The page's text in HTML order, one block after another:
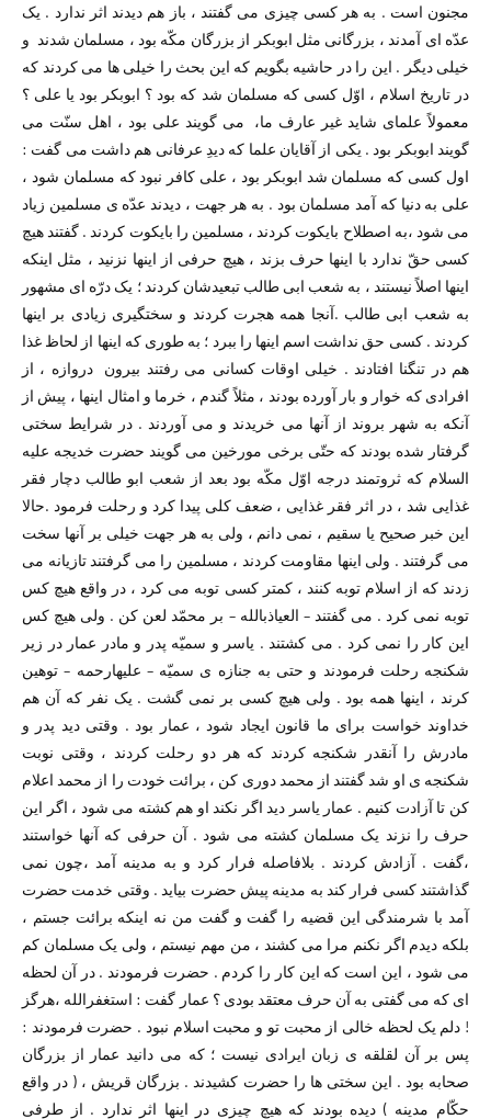
مجنون است . به هر کسی چیزی می گفتند ،‌ باز هم دیدند اثر ندارد . یک
عدّه ای آمدند ،‌ بزرگانی مثل ابوبکر از بزرگان مکّه بود ،‌ مسلمان شدند و
خیلی دیگر . این را در حاشیه بگویم که این بحث را خیلی ها می کردند که
در تاریخ اسلام ،‌ اوّل کسی که مسلمان شد که بود ؟ ابوبکر بود یا علی ؟
معمولاً علمای شاید غیر عارف ما‌، ‌ می گویند علی بود ،‌ اهل سنّت می
گویند ابوبکر بود . یکی از آقایان علما که دیدِ عرفانی هم داشت می گفت :
اول کسی که مسلمان شد ابوبکر بود ،‌ علی کافر نبود که مسلمان شود ،
علی به دنیا که آمد مسلمان بود . به هر جهت ،‌ دیدند عدّه ی مسلمین زیاد
می شود ،‌به اصطلاح بایکوت کردند ، مسلمین را بایکوت کردند . گفتند هیچ
کسی حقّ ندارد با اینها حرف بزند ،‌ هیچ حرفی از اینها نزنید ،‌ مثل اینکه
اینها اصلاً نیستند ،‌ به شعب ابی طالب تبعیدشان کردند ؛‌ یک درّه ای مشهور
به شعب ابی طالب .آنجا همه هجرت کردند و سختگیری زیادی بر اینها
کردند . کسی حق نداشت اسم اینها را ببرد ؛ به طوری که اینها از لحاظ غذا
هم در تنگنا افتادند . خیلی اوقات کسانی می رفتند بیرون دروازه ،‌ از
افرادی که خوار و بار آورده بودند ،‌ مثلاً گندم ،‌ خرما و امثال اینها ، پیش از
آنکه به شهر بروند از آنها می خریدند و می آوردند . در شرایط سختی
گرفتار شده بودند که حتّی برخی مورخین می گویند حضرت خدیجه علیه
السلام که ثروتمند درجه اوّل مکّه بود بعد از شعب ابو طالب دچار فقر
غذایی شد ،‌ در اثر فقر غذایی ، ضعف کلی پیدا کرد و رحلت فرمود .حالا
این خبر صحیح یا سقیم ، نمی دانم ،‌ ولی به هر جهت خیلی بر آنها سخت
می گرفتند . ولی اینها مقاومت کردند ،‌ مسلمین را می گرفتند تازیانه می
زدند که از اسلام توبه کنند ، کمتر کسی توبه می کرد ،‌ در واقع هیچ کس
توبه نمی کرد . می گفتند – العیاذبالله – بر محمّد لعن کن . ولی هیچ کس
این کار را نمی کرد . می کشتند . یاسر و سمیّه پدر و مادر عمار در زیر
شکنجه رحلت فرمودند و حتی به جنازه ی سمیّه – علیهارحمه – توهین
کرند ،‌ اینها همه بود . ولی هیچ کسی بر نمی گشت . یک نفر که آن هم
خداوند خواست برای ما قانون ایجاد شود ،‌ عمار بود . وقتی دید پدر و
مادرش را آنقدر شکنجه کردند که هر دو رحلت کردند ،‌ وقتی نوبت
شکنجه ی او شد گفتند از محمد دوری کن ، برائت خودت را از محمد اعلام
کن تا آزادت کنیم . عمار یاسر دید اگر نکند او هم کشته می شود ، اگر این
حرف را نزند یک مسلمان کشته می شود . آن حرفی که آنها خواستند
،‌گفت . آزادش کردند . بلافاصله فرار کرد و به مدینه آمد ،‌چون نمی
گذاشتند کسی فرار کند به مدینه پیش حضرت بیاید . وقتی خدمت حضرت
آمد با شرمندگی این قضیه را گفت و گفت من نه اینکه برائت جستم ،‌
بلکه دیدم اگر نکنم مرا می کشند ،‌ من مهم نیستم ،‌ ولی یک مسلمان کم
می شود ،‌ این است که این کار را کردم . حضرت فرمودند . در آن لحظه
ای که می گفتی به آن حرف معتقد بودی ؟ عمار گفت : استغفرالله ،‌هرگز
! دلم یک لحظه خالی از محبت تو و محبت اسلام نبود . حضرت فرمودند :
پس بر آن لقلقه ی زبان ایرادی نیست ؛ که می دانید عمار از بزرگان
صحابه بود . این سختی ها را حضرت کشیدند . بزرگان قریش ، ( در واقع
حکّام مدینه ) دیده بودند که هیچ چیزی در اینها اثر ندارد . از طرفی